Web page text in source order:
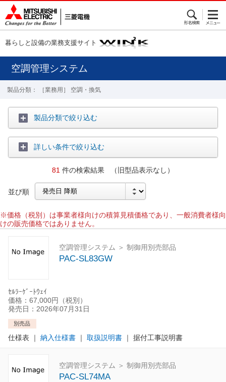
暮らしと設備の業務支援サイト
空調管理システム
製品分類： ［業務用］ 空調・換気
製品分類で絞り込む
詳しい条件で絞り込む
81 件の検索結果 （旧型品表示なし）
並び順
※価格（税別）は事業者様向けの積算見積価格であり、一般消費者様向
けの販売価格ではありません。
空調管理システム ＞ 制御用別売部品
PAC-SL83GW
ｾﾙﾗｰｹﾞｰﾄｳｪｲ
価格：67,000円（税別）
発売日：2026年07月31日
別売品
仕様表 ｜ 納入仕様書 ｜ 取扱説明書 ｜ 据付工事説明書
空調管理システム ＞ 制御用別売部品
PAC-SL74MA